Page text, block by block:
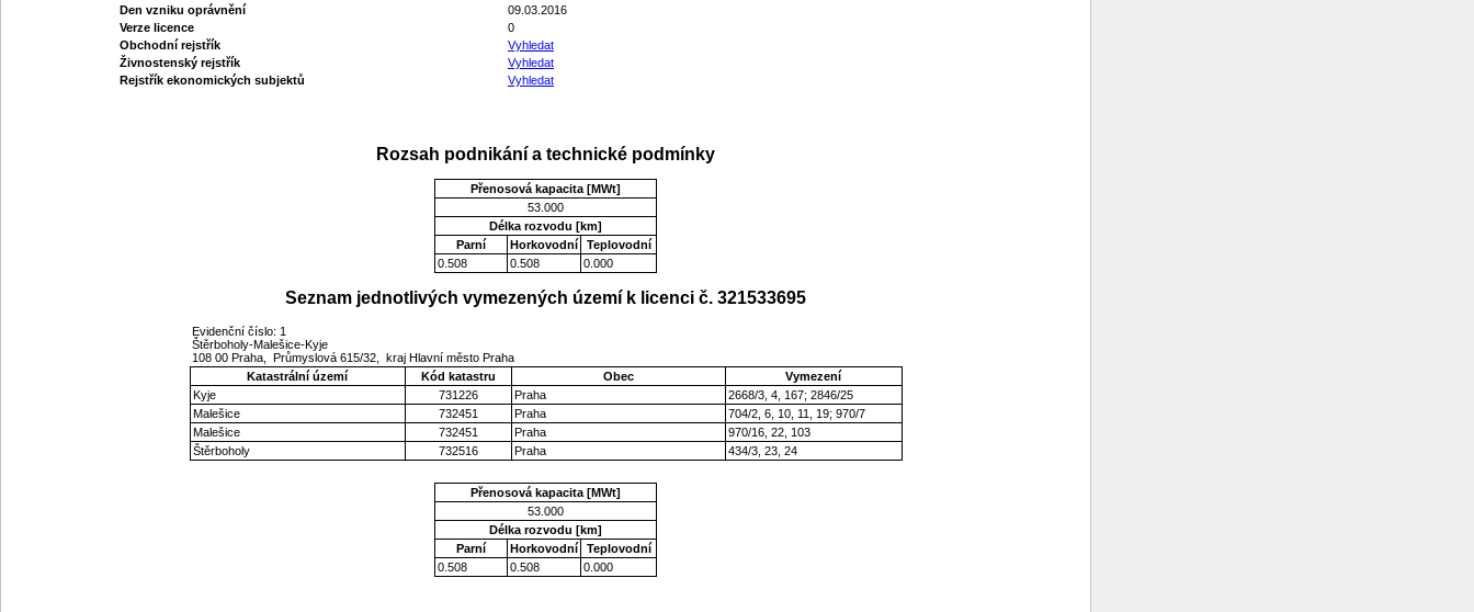
Den vzniku oprávnění
09.03.2016
Verze licence
0
Obchodní rejstřík
Vyhledat
Živnostenský rejstřík
Vyhledat
Rejstřík ekonomických subjektů
Vyhledat
Rozsah podnikání a technické podmínky
Přenosová kapacita [MWt]
53.000
Délka rozvodu [km]
Parní
Horkovodní
Teplovodní
0.508
0.508 0.000
Seznam jednotlivých vymezených území k licenci č. 321533695
Evidenční číslo: 1
Štěrboholy-Malešice-Kyje
108 00 Praha, Průmyslová 615/32, kraj Hlavní město Praha
Katastrální území
Kód katastru Obec
Vymezení
Kyje
731226 Praha
2668/3, 4, 167; 2846/25
Malešice
732451 Praha
704/2, 6, 10, 11, 19; 970/7
Malešice
732451 Praha
970/16, 22, 103
Štěrboholy
732516 Praha 434/3, 23, 24
Přenosová kapacita [MWt]
53.000
Délka rozvodu [km]
Parní
Horkovodní
Teplovodní
0.508
0.508 0.000